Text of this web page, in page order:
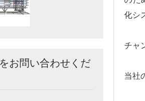
お問い合わせくだ
化シ
チャ
当社